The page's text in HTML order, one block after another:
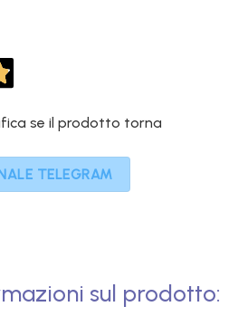
se il prodotto torna
TELEGRAM
sul prodotto: